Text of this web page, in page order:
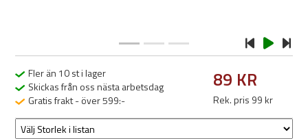
Fler än 10 st i lager
Skickas från oss nästa arbetsdag
Gratis frakt - över 599:-
89 KR
Rek. pris 99 kr